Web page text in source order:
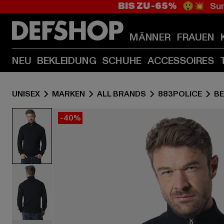
BIS ZU -65% 😲💥
MÄNNER FRAUEN
NEU BEKLEIDUNG SCHUHE ACCESSOIRES
UNISEX MARKEN ALL BRANDS 883POLICE
-40%